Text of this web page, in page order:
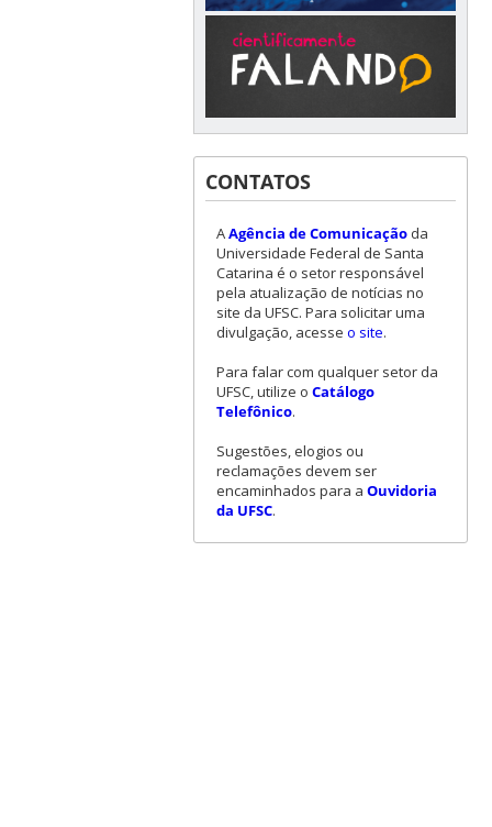
CONTATOS
AAgência de Comunicaçãoda
Universidade Federal de Santa
Catarina é o setor responsável
pela atualização de notícias no
site da UFSC. Para solicitar uma
divulgação, acesse o site.
Para falar com qualquer setor da
UFSC, utilize o Catálogo
Telefônico.
Sugestões, elogios ou
reclamações devem ser
encaminhados para a Ouvidoria
da UFSC.